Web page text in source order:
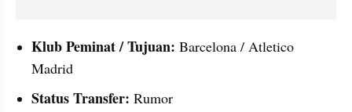
Klub Peminat / Tujuan: Barcelona / Atletico
Madrid
Status Transfer: Rumor